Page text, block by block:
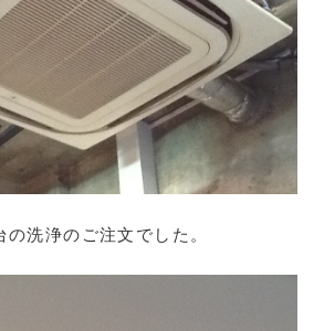
洗浄のご注文でした。